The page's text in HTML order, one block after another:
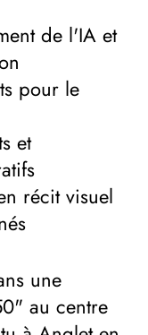
de l'IA et
pour le
et
récit visuel
une
au centre